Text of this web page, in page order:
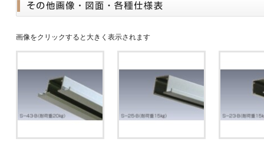
画像をクリックすると大きく表示されます